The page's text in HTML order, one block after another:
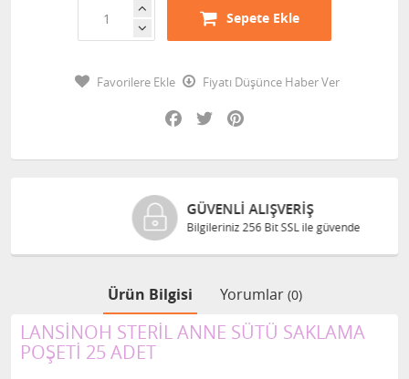
Sepete Ekle
Favorilere Ekle
Fiyatı Düşünce Haber Ver
Facebook
Twitter
GÜVENLI ALIŞVERIŞ
Bilgileriniz 256 Bit SSL ile güvende
Ürün Bilgisi Yorumlar (0)
LANSİNOH STERİL ANNE SÜTÜ SAKLAMA
POŞETİ 25 ADET